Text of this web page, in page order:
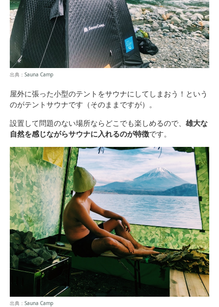
出典： Sauna Camp
屋外に張った小型のテントをサウナにしてしまおう！という
のがテントサウナです（そのままですが）。
設置して問題のない場所ならどこでも楽しめるので、 雄大な
自然を感じながらサウナに入れるのが特徴です。
出典： Sauna Camp